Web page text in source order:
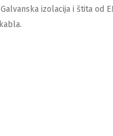
izolacija i štita od